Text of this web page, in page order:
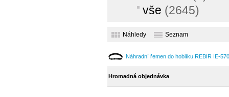
vše (2645)
Náhledy Seznam
Náhradní řemen do hoblíku REBIR IE-
Hromadná objednávka